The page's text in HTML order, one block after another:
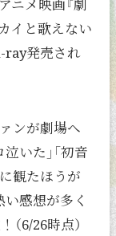
ニメ映画『劇
イと歌えない
ray発売され
ンが劇場へ
いた」「初音
観たほうが
い感想が多く
6/26時点）